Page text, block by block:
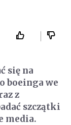
się na
boeinga we
z
szczątki
media.